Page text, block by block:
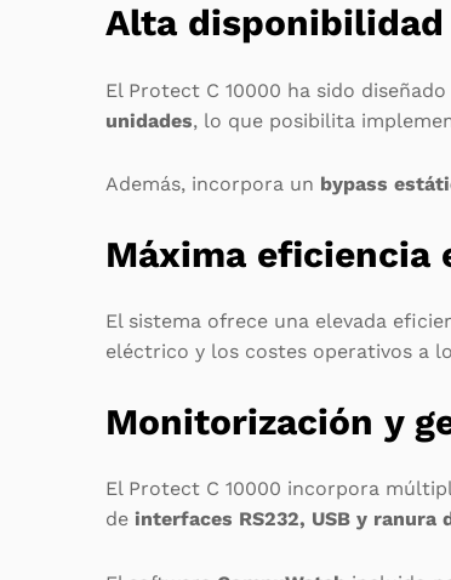
Alta
El Protect C 10000 ha sido
unidades, lo que posibilita
Además, incorpora un bypass
Máxima eficiencia
El sistema ofrece una elevada
eléctrico y los costes operativos a
Monitorización y
El Protect C 10000 incorpora
de interfaces RS232, USB y ranura